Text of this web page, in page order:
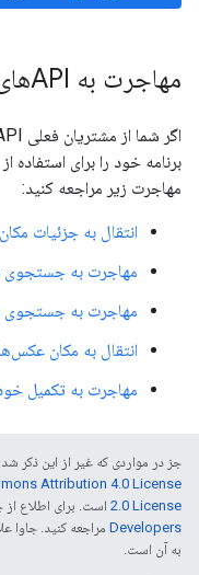
مهاجرت به APIهای مکان‌های جدید
مهاجرت زیر مراجعه کنید:
انتقال به جزئیات
مهاجرت به جستجوی
مهاجرت به جستجوی
انتقال به مکان
مهاجرت به تکمیل
جز در مواردی که غیر از این ذکر
Attribution 4.0 License
2.0 License است. برای اطلاع از
Developers‏
به آن است.